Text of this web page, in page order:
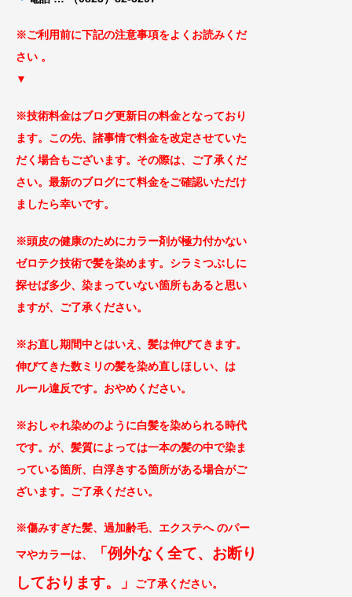
※ご利用前に下記の注意事項をよくお読みくだ
さい 。
▼
※技術料金はブログ更新日の料金となっており
ます。この先、諸事情で料金を改定させていた
だく場合もございます。その際は、ご了承くだ
さい。最新のブログにて料金をご確認いただけ
ましたら幸いです。
※頭皮の健康のためにカラー剤が極力付かない
ゼロテク技術で髪を染めます。シラミつぶしに
探せば多少、染まっていない箇所もあると思い
ますが、ご了承ください。
※お直し期間中とはいえ、髪は伸びてきます。
伸びてきた数ミリの髪を染め直しほしい、は
ルール違反です。おやめください。
※おしゃれ染めのように白髪を染められる時代
です。が、髪質によっては一本の髪の中で染ま
っている箇所、白浮きする箇所がある場合がご
ざいます。ご了承ください。
※傷みすぎた髪、過加齢毛、エクステへ のパー
マやカラーは、
「例外なく全て、お断り
しております。」 ご了承ください。